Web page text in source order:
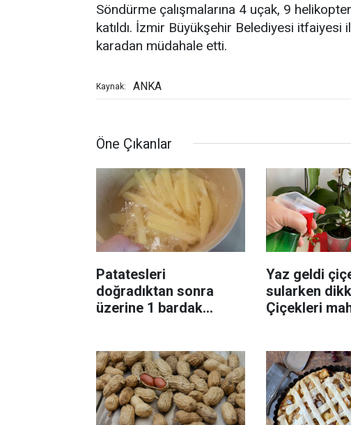
Söndürme çalışmalarına 4 uçak, 9
katıldı. İzmir Büyükşehir Belediyesi itfaiyesi
karadan müdahale etti.
Kaynak: ANKA
Öne Çıkanlar
Patatesleri
doğradıktan sonra
üzerine 1 bardak
Yaz geldi
sularken
Çiçekleri